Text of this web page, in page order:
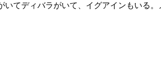
いてディバラがいて、イグアインもいる